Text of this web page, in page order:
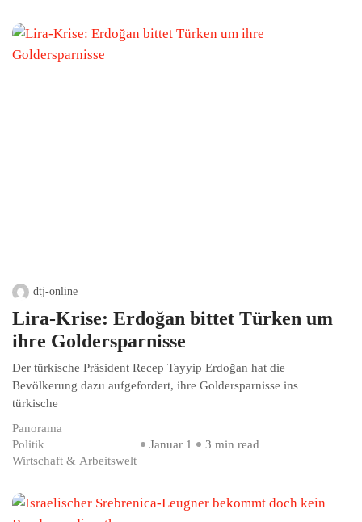
dtj-online
Lira-Krise: Erdoğan bittet Türken um
ihre Goldersparnisse
Der türkische Präsident Recep Tayyip Erdoğan hat die
Bevölkerung dazu aufgefordert, ihre Goldersparnisse ins
türkische
Panorama
Politik
Wirtschaft & Arbeitswelt
Januar 1 3 min read